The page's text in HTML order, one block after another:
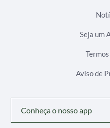
Seja um
Aviso de
Conheça o nosso app